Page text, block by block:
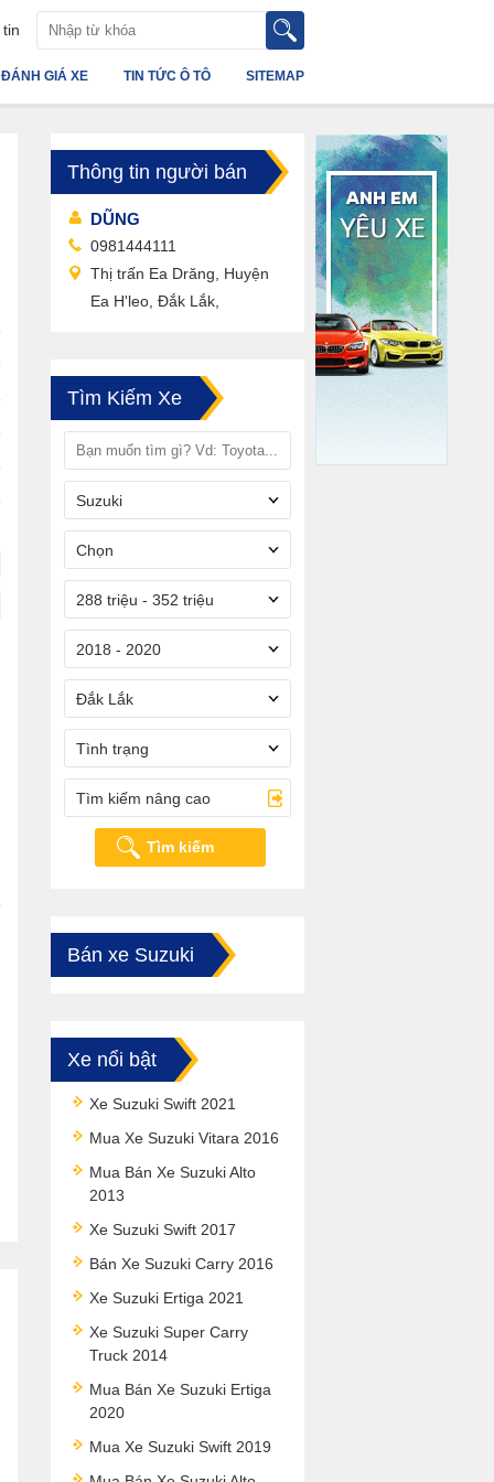
SITEMAP
TIN TỨC Ô TÔ
ĐÁNH GIÁ XE
Thông tin người bán
DŨNG
0981444111
Thị trấn Ea Drăng, Huyện
Ea H'leo, Đắk Lắk,
Tìm Kiếm Xe
Suzuki
Chọn
288 triệu - 352 triệu
2018 - 2020
Đắk Lắk
Tình trạng
Tìm kiếm nâng cao
Tìm kiếm
Bán xe Suzuki
Xe nổi bật
Xe Suzuki Swift 2021
Mua Xe Suzuki Vitara 2016
Mua Bán Xe Suzuki Alto
2013
Xe Suzuki Swift 2017
Bán Xe Suzuki Carry 2016
Xe Suzuki Ertiga 2021
Xe Suzuki Super Carry
Truck 2014
Mua Bán Xe Suzuki Ertiga
2020
Mua Xe Suzuki Swift 2019